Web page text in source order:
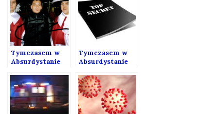
Tymczasem w
Absurdystanie
Tymczasem w
Absurdystanie